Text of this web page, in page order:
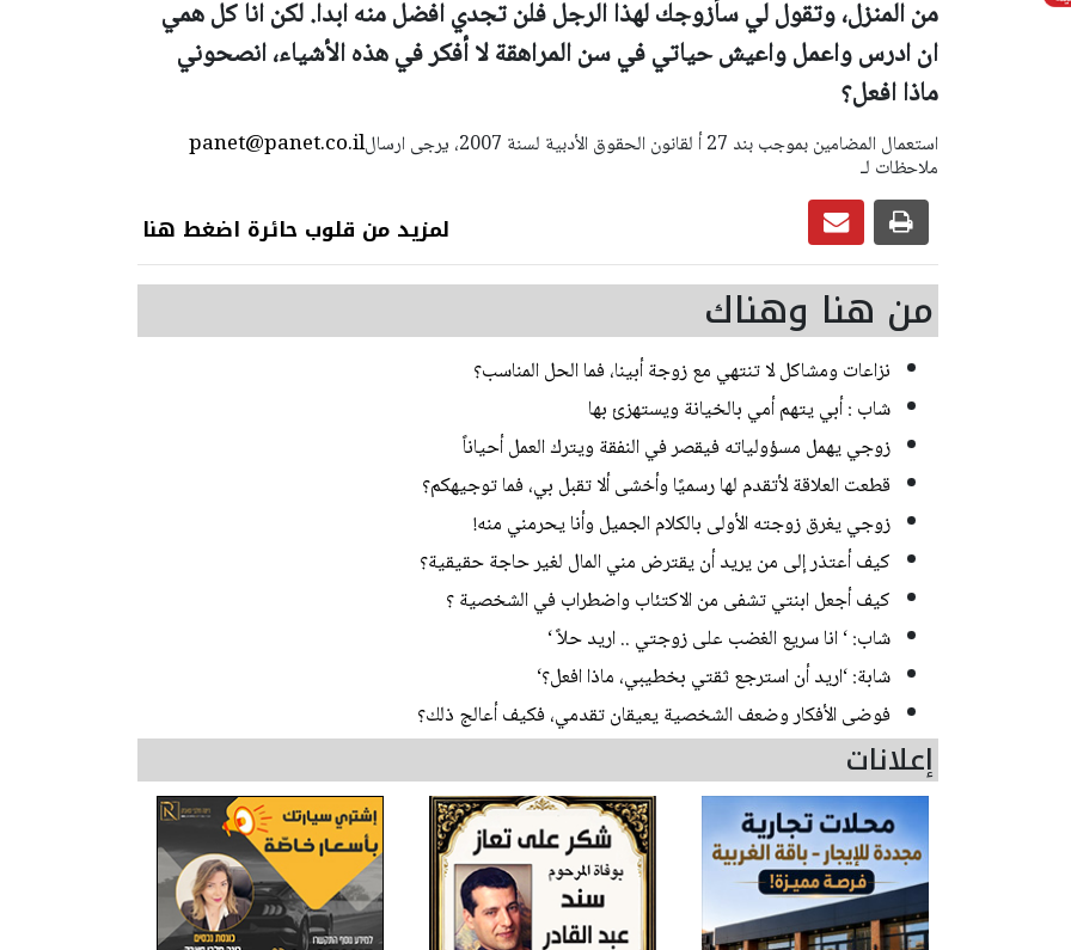
من المنزل، وتقول لي سأزوجك لهذا الرجل فلن تجدي افضل منه ابدا. لكن انا كل همي
ان ادرس واعمل واعيش حياتي في سن المراهقة لا أفكر في هذه الأشياء، انصحوني
ماذا افعل؟
panet@panet.co.ilاستعمال المضامين بموجب بند 27 أ لقانون الحقوق الأدبية لسنة 2007، يرجى ارسال
ملاحظات لـ
لمزيد من قلوب حائرة اضغط هنا
من هنا وهناك
نزاعات ومشاكل لا تنتهي مع زوجة أبينا، فما الحل المناسب؟
شاب : أبي يتهم أمي بالخيانة ويستهزئ بها
زوجي يهمل مسؤولياته فيقصر في النفقة ويترك العمل أحياناً
قطعت العلاقة لأتقدم لها رسميًا وأخشى ألا تقبل بي، فما توجيهكم؟
زوجي يغرق زوجته الأولى بالكلام الجميل وأنا يحرمني منه!
كيف أعتذر إلى من يريد أن يقترض مني المال لغير حاجة حقيقية؟
كيف أجعل ابنتي تشفى من الاكتئاب واضطراب في الشخصية ؟
شاب: ‘ انا سريع الغضب على زوجتي .. اريد حلاً ‘
شابة: ‘اريد أن استرجع ثقتي بخطيبي، ماذا افعل؟‘
فوضى الأفكار وضعف الشخصية يعيقان تقدمي، فكيف أعالج ذلك؟
إعلانات